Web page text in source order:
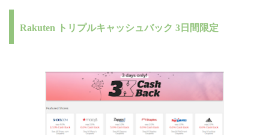
Rakuten トリプルキャッシュバック 3日間限定